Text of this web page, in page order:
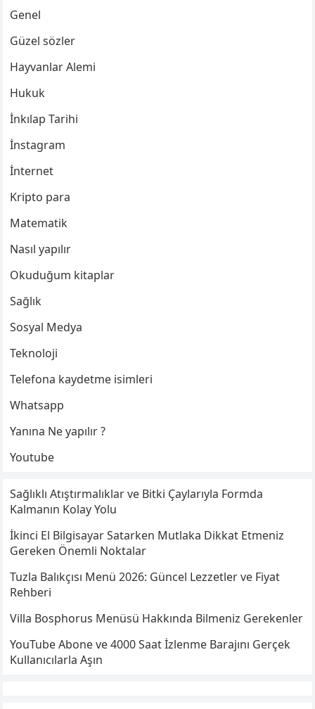
Genel
Güzel sözler
Hayvanlar Alemi
Hukuk
İnkılap Tarihi
İnstagram
İnternet
Kripto para
Matematik
Nasıl yapılır
Okuduğum kitaplar
Sağlık
Sosyal Medya
Teknoloji
Telefona kaydetme isimleri
Whatsapp
Yanına Ne yapılır ?
Youtube
Sağlıklı Atıştırmalıklar ve Bitki Çaylarıyla Formda
Kalmanın Kolay Yolu
İkinci El Bilgisayar Satarken Mutlaka Dikkat Etmeniz
Gereken Önemli Noktalar
Tuzla Balıkçısı Menü 2026: Güncel Lezzetler ve Fiyat
Rehberi
Villa Bosphorus Menüsü Hakkında Bilmeniz Gerekenler
YouTube Abone ve 4000 Saat İzlenme Barajını Gerçek
Kullanıcılarla Aşın